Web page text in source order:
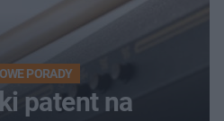
PORADY
patent na